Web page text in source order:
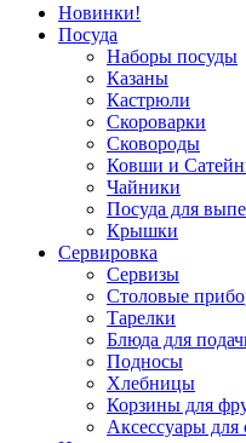
Новинки!
Посуда
Наборы посуды
Казаны
Кастрюли
Скороварки
Сковороды
Ковши и
Чайники
Посуда для
Крышки
Сервировка
Сервизы
Столовые
Тарелки
Блюда для
Подносы
Хлебницы
Корзины для
Аксессуары для